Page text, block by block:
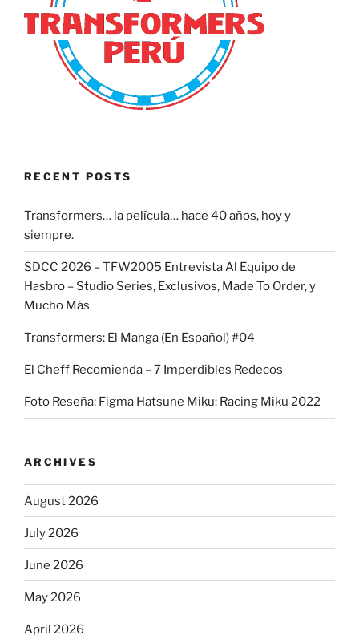
RECENT POSTS
Transformers… la película… hace 40 años, hoy y
siempre.
SDCC 2026 – TFW2005 Entrevista Al Equipo de
Hasbro – Studio Series, Exclusivos, Made To Order, y
Mucho Más
Transformers: El Manga (En Español) #04
El Cheff Recomienda – 7 Imperdibles Redecos
Foto Reseña: Figma Hatsune Miku: Racing Miku 2022
ARCHIVES
August 2026
July 2026
June 2026
May 2026
April 2026